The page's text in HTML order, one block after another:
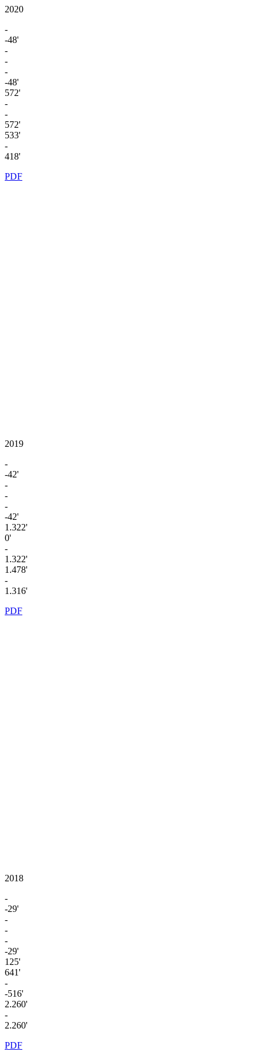
2020
-
-48'
-
-
-
-48'
572'
-
-
572'
533'
-
418'
PDF
2019
-
-42'
-
-
-
-42'
1.322'
0'
-
1.322'
1.478'
-
1.316'
PDF
2018
-
-29'
-
-
-
-29'
125'
641'
-
-516'
2.260'
-
2.260'
PDF